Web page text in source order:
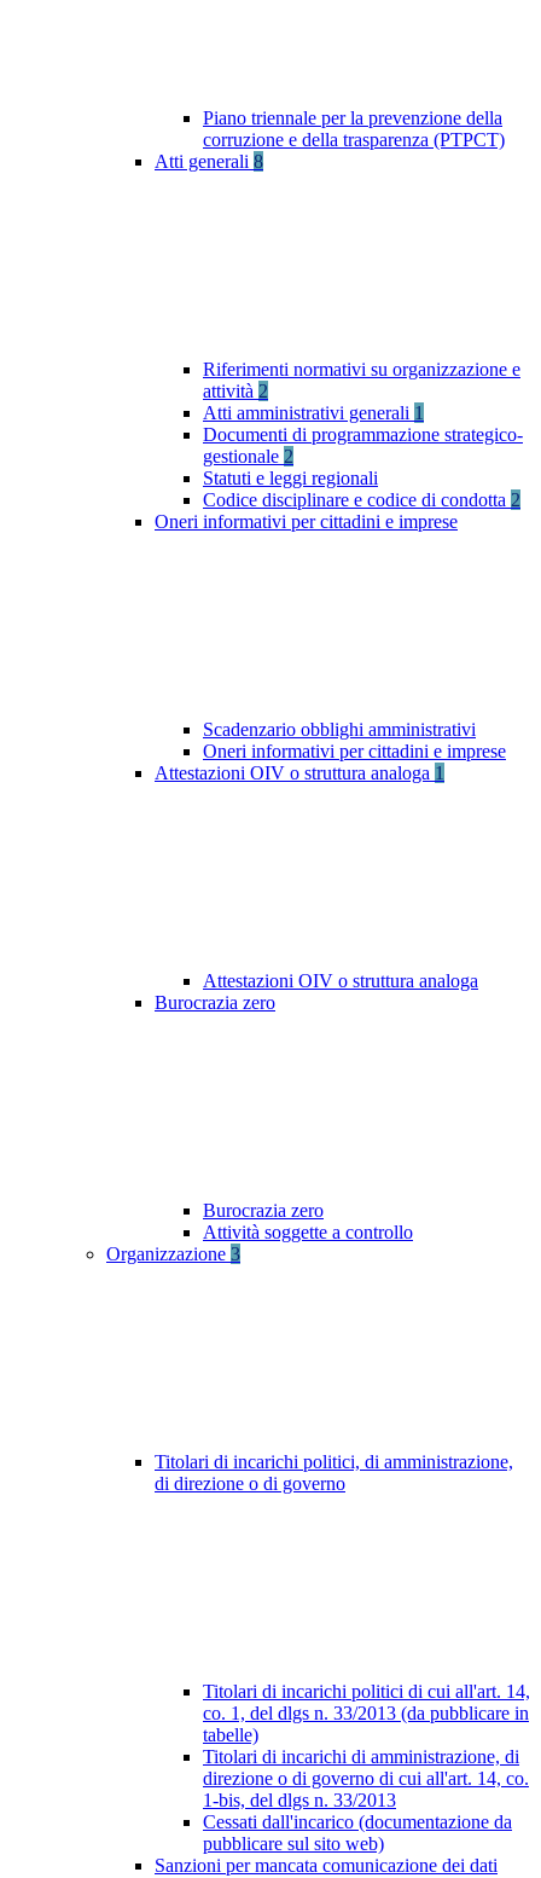
Piano triennale per la prevenzione della
corruzione e della trasparenza (PTPCT)
Atti generali 8
Riferimenti normativi su organizzazione e
attività 2
Atti amministrativi generali 1
Documenti di programmazione strategico-
gestionale 2
Statuti e leggi regionali
Codice disciplinare e codice di condotta 2
Oneri informativi per cittadini e imprese
Scadenzario obblighi amministrativi
Oneri informativi per cittadini e imprese
Attestazioni OIV o struttura analoga 1
Attestazioni OIV o struttura analoga
Burocrazia zero
Burocrazia zero
Attività soggette a controllo
Organizzazione 3
Titolari di incarichi politici, di amministrazione,
di direzione o di governo
Titolari di incarichi politici di cui all'art. 14,
co. 1, del dlgs n. 33/2013 (da pubblicare in
tabelle)
Titolari di incarichi di amministrazione, di
direzione o di governo di cui all'art. 14, co.
1-bis, del dlgs n. 33/2013
Cessati dall'incarico (documentazione da
pubblicare sul sito web)
Sanzioni per mancata comunicazione dei dati